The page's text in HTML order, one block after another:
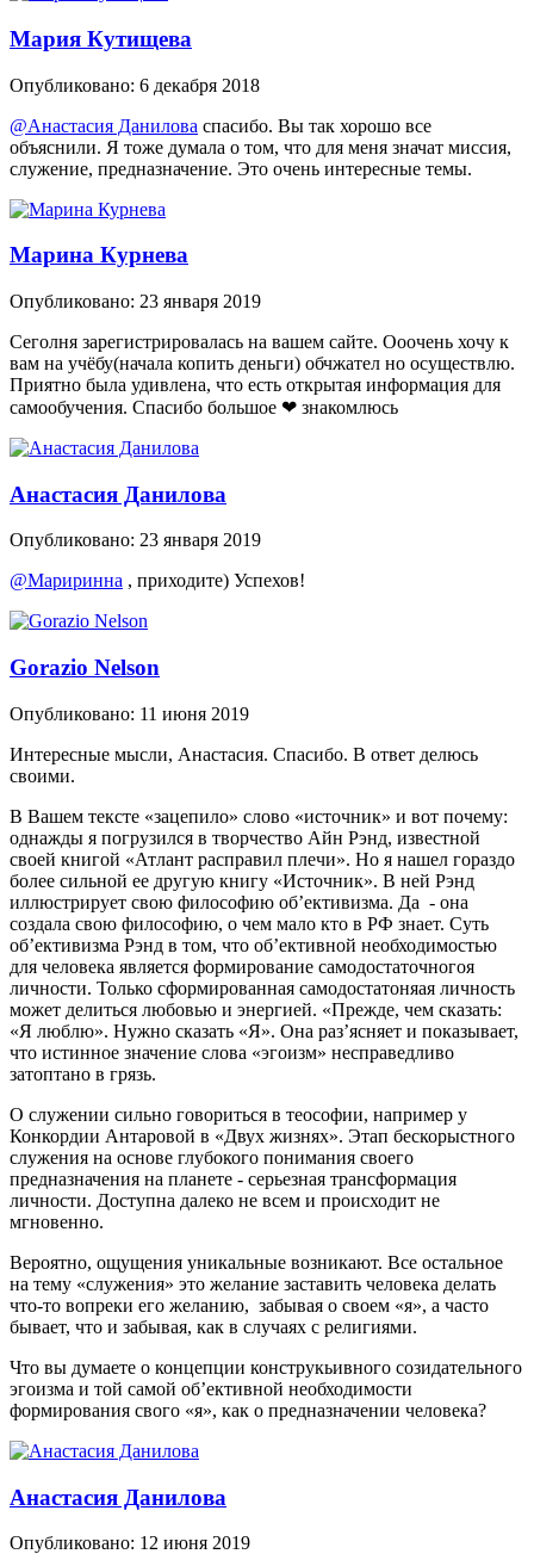
Мария Кутищева
Опубликовано: 6 декабря 2018
@Анастасия Данилова спасибо. Вы так хорошо все
объяснили. Я тоже думала о том, что для меня значат миссия,
служение, предназначение. Это очень интересные темы.
Марина Курнева
Опубликовано: 23 января 2019
Сеголня зарегистрировалась на вашем сайте. Ооочень хочу к
вам на учёбу(начала копить деньги) обчжател но осуществлю.
Приятно была удивлена, что есть открытая информация для
самообучения. Спасибо большое ❤ знакомлюсь
Анастасия Данилова
Опубликовано: 23 января 2019
@Мариринна , приходите) Успехов!
Gorazio Nelson
Опубликовано: 11 июня 2019
Интересные мысли, Анастасия. Спасибо. В ответ делюсь
своими.
В Вашем тексте «зацепило» слово «источник» и вот почему:
однажды я погрузился в творчество Айн Рэнд, известной
своей книгой «Атлант расправил плечи». Но я нашел гораздо
более сильной ее другую книгу «Источник». В ней Рэнд
иллюстрирует свою философию об’ективизма. Да - она
создала свою философию, о чем мало кто в РФ знает. Суть
об’ективизма Рэнд в том, что об’ективной необходимостью
для человека является формирование самодостаточногоя
личности. Только сформированная самодостатоняая личность
может делиться любовью и энергией. «Прежде, чем сказать:
«Я люблю». Нужно сказать «Я». Она раз’ясняет и показывает,
что истинное значение слова «эгоизм» несправедливо
затоптано в грязь.
О служении сильно говориться в теософии, например у
Конкордии Антаровой в «Двух жизнях». Этап бескорыстного
служения на основе глубокого понимания своего
предназначения на планете - серьезная трансформация
личности. Доступна далеко не всем и происходит не
мгновенно.
Вероятно, ощущения уникальные возникают. Все остальное
на тему «служения» это желание заставить человека делать
что-то вопреки его желанию, забывая о своем «я», а часто
бывает, что и забывая, как в случаях с религиями.
Что вы думаете о концепции конструкьивного созидательного
эгоизма и той самой об’ективной необходимости
формирования свого «я», как о предназначении человека?
Анастасия Данилова
Опубликовано: 12 июня 2019